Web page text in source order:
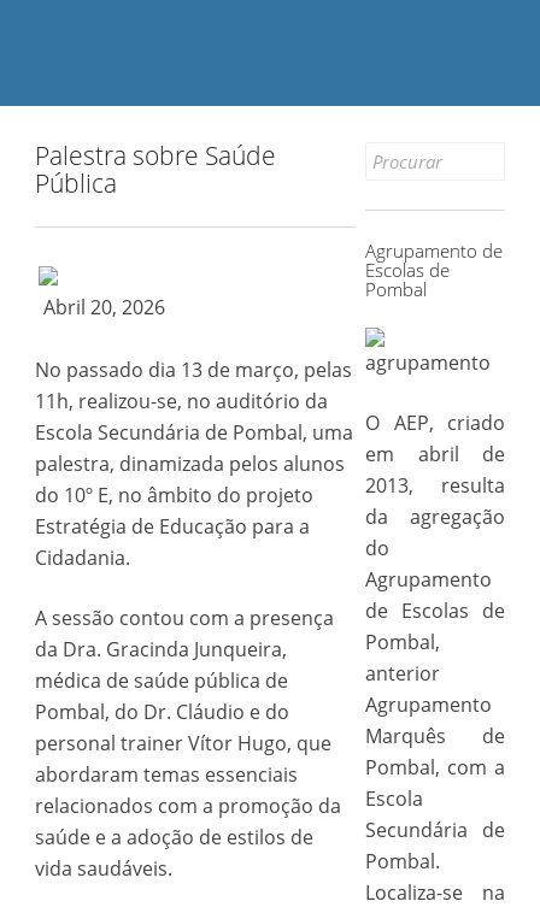
Palestra sobre Saúde
Pública
Abril 20, 2026
No passado dia 13 de março, pelas
11h, realizou-se, no auditório da
Escola Secundária de Pombal, uma
palestra, dinamizada pelos alunos
do 10º E, no âmbito do projeto
Estratégia de Educação para a
Cidadania.
A sessão contou com a presença
da Dra. Gracinda Junqueira,
médica de saúde pública de
Pombal, do Dr. Cláudio e do
personal trainer Vítor Hugo, que
abordaram temas essenciais
relacionados com a promoção da
saúde e a adoção de estilos de
vida saudáveis.
Search
Agrupamento de
Escolas de
Pombal
O AEP, criado
em abril de
2013, resulta
da agregação
do
Agrupamento
de Escolas de
Pombal,
anterior
Agrupamento
Marquês de
Pombal, com a
Escola
Secundária de
Pombal.
Localiza-se na